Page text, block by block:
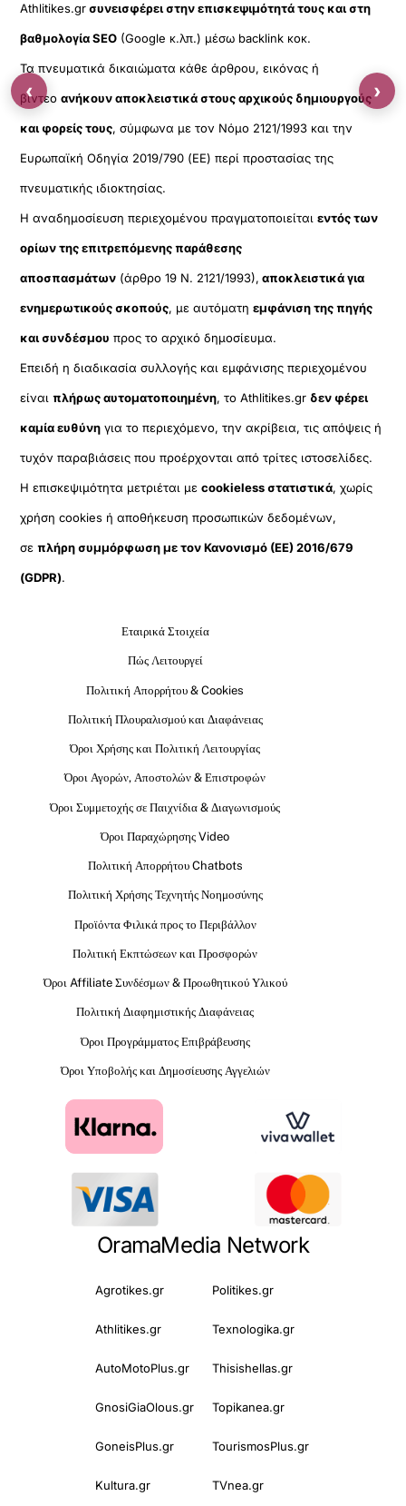
Athlitikes.grσυνεισφέρει στην επισκεψιμότητά τους και στη
βαθμολογία SEO (Google κ.λπ.) μέσω backlink κοκ.
Τα πνευματικά δικαιώματα κάθε άρθρου, εικόνας ή
βίντεοανήκουν αποκλειστικά στους αρχικούς δημιουργούς
και φορείς τους, σύμφωνα με τον Νόμο 2121/1993 και την
Ευρωπαϊκή Οδηγία 2019/790 (ΕΕ) περί προστασίας της
πνευματικής ιδιοκτησίας.
Η αναδημοσίευση περιεχομένου πραγματοποιείταιεντός των
ορίων της επιτρεπόμενης παράθεσης
αποσπασμάτων (άρθρο 19 Ν. 2121/1993), αποκλειστικά για
ενημερωτικούς σκοπούς, με αυτόματηεμφάνιση της πηγής
και συνδέσμου προς το αρχικό δημοσίευμα.
Επειδή η διαδικασία συλλογής και εμφάνισης περιεχομένου
είναιπλήρως αυτοματοποιημένη, το Athlitikes.gr δεν φέρει
καμία ευθύνη για το περιεχόμενο, την ακρίβεια, τις απόψεις ή
τυχόν παραβιάσεις που προέρχονται από τρίτες ιστοσελίδες.
Η επισκεψιμότητα μετριέται μεcookieless στατιστικά, χωρίς
χρήση cookies ή αποθήκευση προσωπικών δεδομένων,
σεπλήρη συμμόρφωση με τον Κανονισμό (ΕΕ) 2016/679
(GDPR).
Εταιρικά Στοιχεία
Πώς Λειτουργεί
Πολιτική Απορρήτου & Cookies
Πολιτική Πλουραλισμού και Διαφάνειας
Όροι Χρήσης και Πολιτική Λειτουργίας
Όροι Αγορών, Αποστολών & Επιστροφών
Όροι Συμμετοχής σε Παιχνίδια & Διαγωνισμούς
Όροι Παραχώρησης Video
Πολιτική Απορρήτου Chatbots
Πολιτική Χρήσης Τεχνητής Νοημοσύνης
Προϊόντα Φιλικά προς το Περιβάλλον
Πολιτική Εκπτώσεων και Προσφορών
Όροι Affiliate Συνδέσμων & Προωθητικού Υλικού
Πολιτική Διαφημιστικής Διαφάνειας
Όροι Προγράμματος Επιβράβευσης
Όροι Υποβολής και Δημοσίευσης Αγγελιών
OramaMedia Network
Agrotikes.gr Politikes.gr
Athlitikes.gr Texnologika.gr
AutoMotoPlus.gr Thisishellas.gr
GnosiGiaOlous.gr Topikanea.gr
GoneisPlus.gr TourismosPlus.gr
Kultura.gr TVnea.gr
‹ ›